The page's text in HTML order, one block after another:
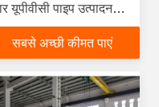
यूपीवीसी पाइप उत्पादन
16-32 मिमी
सबसे अच्छी कीमत पाएं